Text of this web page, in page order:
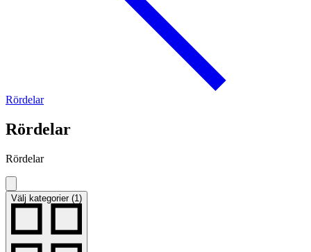
Rördelar
Rördelar
Rördelar
Välj kategorier (1)